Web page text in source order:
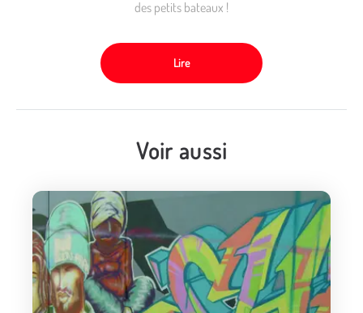
des petits bateaux !
Lire
Voir aussi